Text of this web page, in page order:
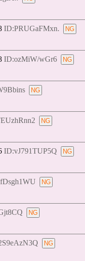
ID:PRUGaFMxn.
ID:ozMiW/wGr6
ID:vJ791TUP5Q